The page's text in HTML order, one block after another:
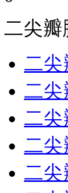
二尖瓣
二
二尖
二尖
二尖
二